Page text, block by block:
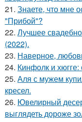
21. Знаете, что мне
"Прибой"?
22. Лучшее
(2022).
23. Наверное,
24. Кинфолк и хюгге:
25. Аля с мужем
кресел.
26. Ювелирный
выглядеть дороже